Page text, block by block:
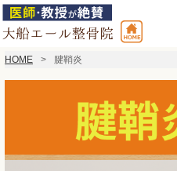
HOME 腱鞘炎